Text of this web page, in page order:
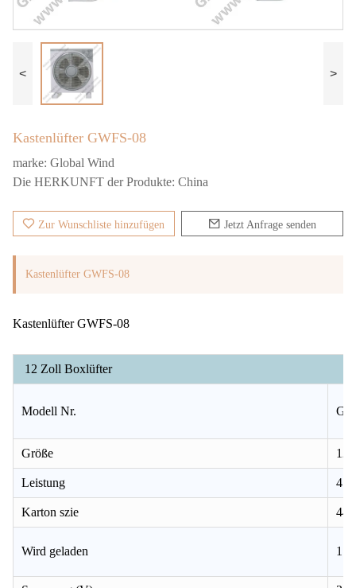
< >
Kastenlüfter GWFS-08
marke: Global Wind
Die HERKUNFT der Produkte: China
Zur Wunschliste hinzufügen Jetzt Anfrage senden
Kastenlüfter GWFS-08
Kastenlüfter GWFS-08
12 Zoll Boxlüfter
Modell Nr.
Größe 12
Leistung
Karton szie
Wird geladen 1